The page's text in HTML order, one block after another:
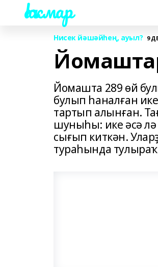
Һаҡмар
Нисек йәшәйһең, ауыл? 9
Йомашта 289 өй
булып һаналған
тартып алынған.
шуныһы: ике әсә
сығып киткән.
тураһында